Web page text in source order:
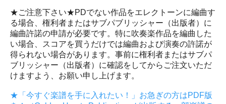
★ご注意下さい★PDでない作品をエレクトーンに編曲す
る場合、権利者またはサブパブリッシャー（出版者）に
編曲許諾の申請が必要です。特に吹奏楽作品を編曲した
い場合、スコアを買うだけでは編曲および演奏の許諾が
得られない場合があります。事前に権利者またはサブパ
ブリッシャー（出版者）に確認をしてからご注文いただ
けますよう、お願い申し上げます。
★「今すぐ楽譜を手に入れたい！」お急ぎの方はPDF版